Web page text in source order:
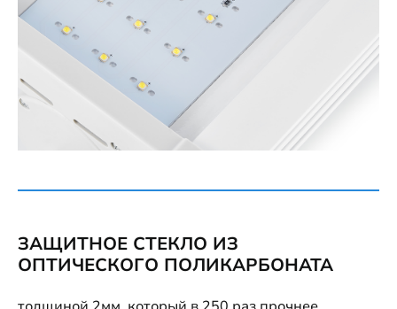
ЗАЩИТНОЕ СТЕКЛО ИЗ
ОПТИЧЕСКОГО ПОЛИКАРБОНАТА